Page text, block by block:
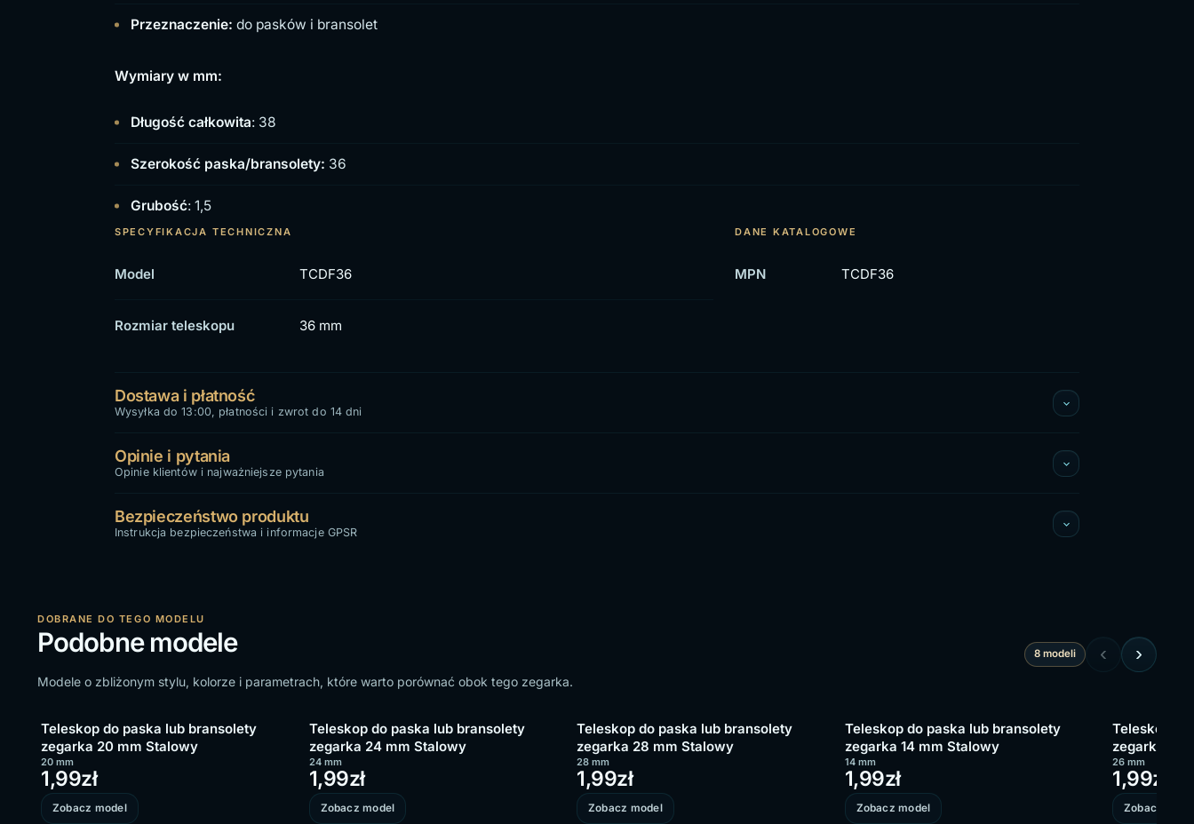
Przeznaczenie: do pasków i bransolet
Wymiary w mm:
Długość całkowita: 38
Szerokość paska/bransolety: 36
Grubość: 1,5
SPECYFIKACJA TECHNICZNA
Model TCDF36
Rozmiar teleskopu 36 mm
DANE KATALOGOWE
MPN TCDF36
Dostawa i płatność
Wysyłka do 13:00, płatności i zwrot do 14 dni
Opinie i pytania
Opinie klientów i najważniejsze pytania
Bezpieczeństwo produktu
Instrukcja bezpieczeństwa i informacje GPSR
DOBRANE DO TEGO MODELU
Podobne modele 8 modeli ‹ ›
Modele o zbliżonym stylu, kolorze i parametrach, które warto porównać obok tego zegarka.
Teleskop do paska lub bransolety
zegarka 20 mm Stalowy
20 mm
1,99zł
Zobacz model
Teleskop do paska lub bransolety
zegarka 24 mm Stalowy
24 mm
1,99zł
Zobacz model
Teleskop do paska lub bransolety
zegarka 28 mm Stalowy
28 mm
1,99zł
Zobacz model
Teleskop do paska lub bransolety
zegarka 14 mm Stalowy
14 mm
1,99zł
Zobacz model
Teleskop
zegarka 26
26 mm
1,99zł
Zobacz